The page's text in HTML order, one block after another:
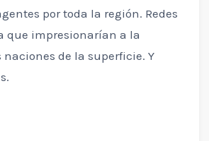
por toda la región. Redes
que impresionarían a la
naciones de la superficie. Y